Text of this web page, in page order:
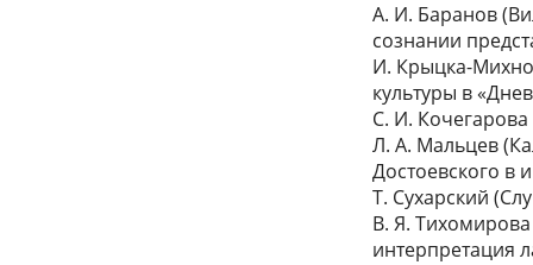
А. И. Баранов
сознании
И. Крыцка-
культуры в
С. И.
Л. А. Мальцев
Достоевского в
Т. Сухарский
В. Я. Тихомирова
интерпретация